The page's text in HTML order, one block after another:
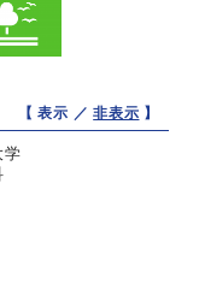
【 表示 ／非表示 】
学